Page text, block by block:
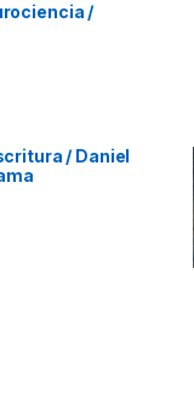
/
/ Daniel